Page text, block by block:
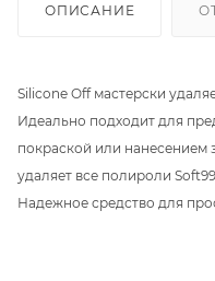
ОПИСАНИЕ
Silicone Off мастерски
Идеально подходит для
покраской или нанесением
удаляет все полироли
Надежное средство для